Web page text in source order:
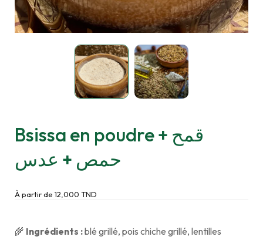
Bsissa en poudre قمح +
حمص + عدس
À partir de 12,000 TND
🌾 Ingrédients :blé grillé, pois chiche grillé, lentilles